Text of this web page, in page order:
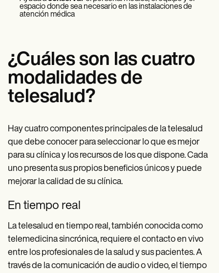
espacio donde sea necesario en las instalaciones de
atención médica
¿Cuáles son las cuatro
modalidades de
telesalud?
Hay cuatro componentes principales de la telesalud
que debe conocer para seleccionar lo que es mejor
para su clínica y los recursos de los que dispone. Cada
uno presenta sus propios beneficios únicos y puede
mejorar la calidad de su clínica.
En tiempo real
La telesalud en tiempo real, también conocida como
telemedicina sincrónica, requiere el contacto en vivo
entre los profesionales de la salud y sus pacientes. A
través de la comunicación de audio o video, el tiempo